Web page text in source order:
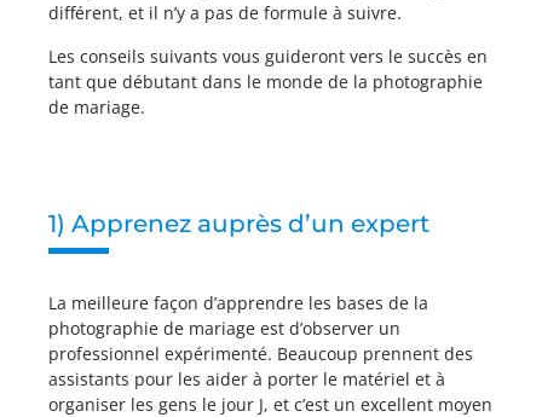
différent, et il n’y a pas de formule à suivre.
Les conseils suivants vous guideront vers le succès en
tant que débutant dans le monde de la photographie
de mariage.
1) Apprenez auprès d’un expert
La meilleure façon d’apprendre les bases de la
photographie de mariage est d’observer un
professionnel expérimenté. Beaucoup prennent des
assistants pour les aider à porter le matériel et à
organiser les gens le jour J, et c’est un excellent moyen